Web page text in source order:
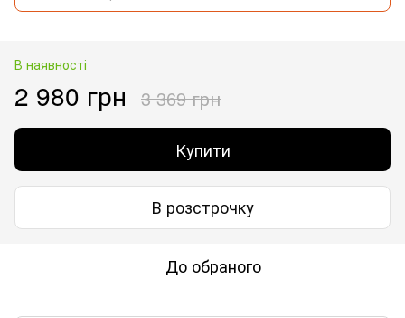
В наявності
2 980 грн 3 369 грн
Купити
В розстрочку
До обраного